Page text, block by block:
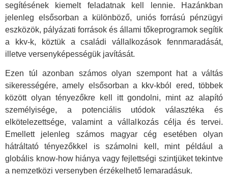
segítésének kiemelt feladatnak kell lennie. Hazánkban
jelenleg elsősorban a különböző, uniós forrású pénzügyi
eszközök, pályázati források és állami tőkeprogramok segítik
a kkv-k, köztük a családi vállalkozások fennmaradását,
illetve versenyképességük javítását.
Ezen túl azonban számos olyan szempont hat a váltás
sikerességére, amely elsősorban a kkv-kból ered, többek
között olyan tényezőkre kell itt gondolni, mint az alapító
személyisége, a potenciális utódok választéka és
elkötelezettsége, valamint a vállalkozás célja és tervei.
Emellett jelenleg számos magyar cég esetében olyan
hátráltató tényezőkkel is számolni kell, mint például a
globális know-how hiánya vagy fejlettségi szintjüket tekintve
a nemzetközi versenyben érzékelhető lemaradásuk.